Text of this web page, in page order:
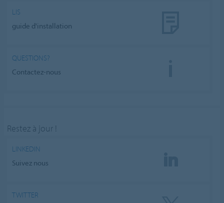
LIS
guide d'installation
QUESTIONS?
Contactez-nous
Restez à jour !
LINKEDIN
Suivez nous
TWITTER